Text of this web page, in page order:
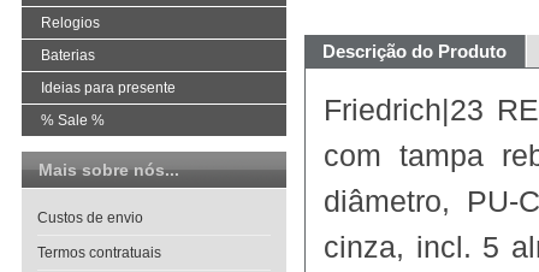
Descrição do Produto
Friedrich|23
com tampa
diâmetro, PU-
cinza, incl. 5
Relogios
Baterias
Ideias para presente
% Sale %
Mais sobre nós...
Custos de envio
Termos contratuais